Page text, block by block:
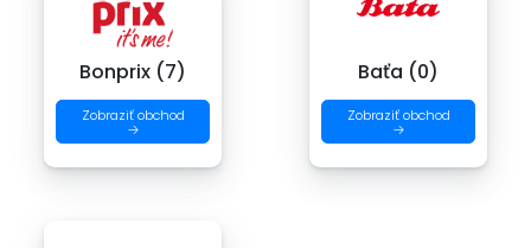
Bonprix (7)
Zobraziť obchod
→
Baťa (0)
Zobraziť obchod
→